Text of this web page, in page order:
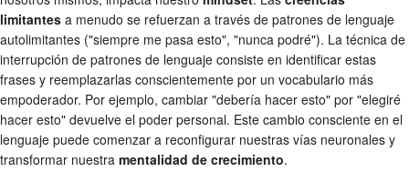
limitantes a menudo se refuerzan a través de patrones de lenguaje
autolimitantes ("siempre me pasa esto", "nunca podré"). La técnica de
interrupción de patrones de lenguaje consiste en identificar estas
frases y reemplazarlas conscientemente por un vocabulario más
empoderador. Por ejemplo, cambiar "debería hacer esto" por "elegiré
hacer esto" devuelve el poder personal. Este cambio consciente en el
lenguaje puede comenzar a reconfigurar nuestras vías neuronales y
transformar nuestra mentalidad de crecimiento.